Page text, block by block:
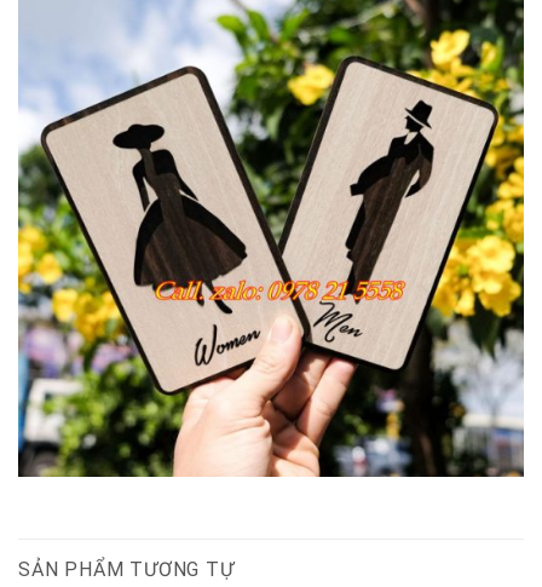
SẢN PHẨM TƯƠNG TỰ